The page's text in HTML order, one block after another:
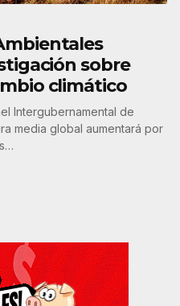
sobre
climático
Intergubernamental de
media global aumentará por